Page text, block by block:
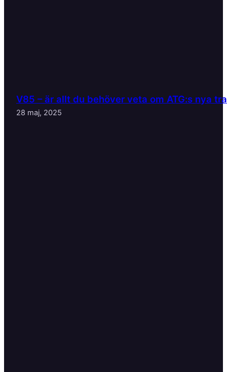
V85 – är allt du behöver veta om ATG:s nya
28 maj, 2025